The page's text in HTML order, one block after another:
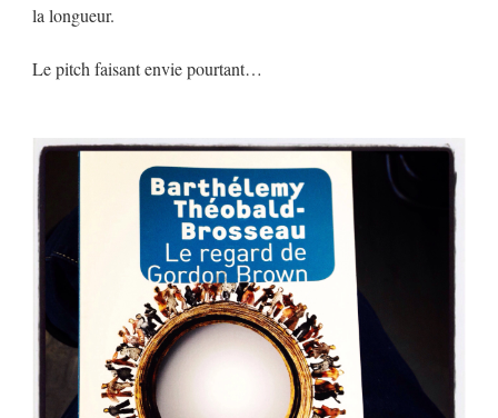
la longueur.
Le pitch faisant envie pourtant…